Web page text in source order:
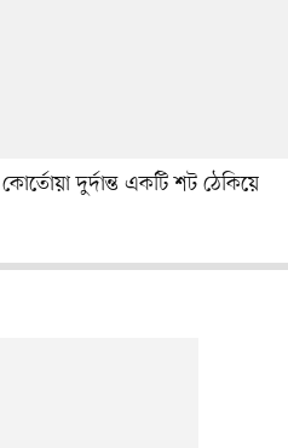
দুর্দান্ত একটি শট ঠেকিয়ে